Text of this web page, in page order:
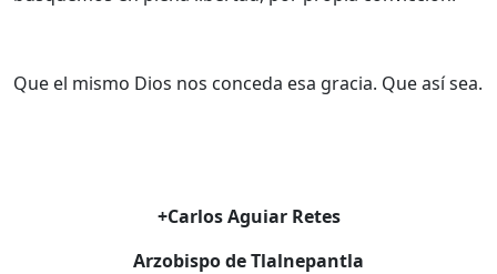
Que el mismo Dios nos conceda esa gracia. Que así sea.
+Carlos Aguiar Retes
Arzobispo de Tlalnepantla